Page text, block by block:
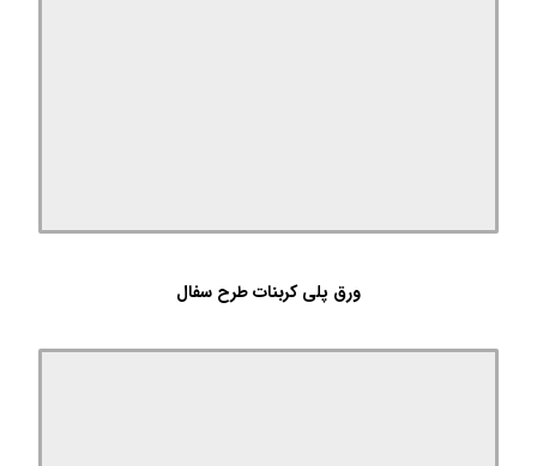
ورق پلی کربنات طرح سفال